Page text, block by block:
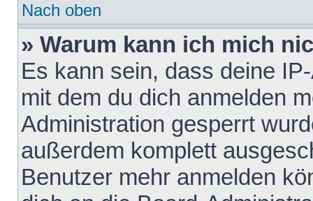
Nach oben
» Warum kann ich mich
Es kann sein, dass deine
mit dem du dich anmelden
Administration gesperrt
außerdem komplett
Benutzer mehr anmelden